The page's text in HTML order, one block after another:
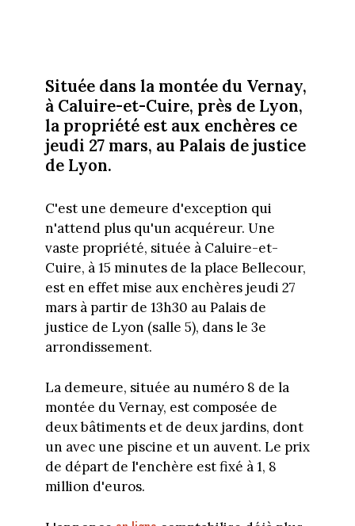
Située dans la montée du Vernay,
à Caluire-et-Cuire, près de Lyon,
la propriété est aux enchères ce
jeudi 27 mars, au Palais de justice
de Lyon.
C'est une demeure d'exception qui
n'attend plus qu'un acquéreur. Une
vaste propriété, située à Caluire-et-
Cuire, à 15 minutes de la place Bellecour,
est en effet mise aux enchères jeudi 27
mars à partir de 13h30 au Palais de
justice de Lyon (salle 5), dans le 3e
arrondissement.
La demeure, située au numéro 8 de la
montée du Vernay, est composée de
deux bâtiments et de deux jardins, dont
un avec une piscine et un auvent. Le prix
de départ de l'enchère est fixé à 1, 8
million d'euros.